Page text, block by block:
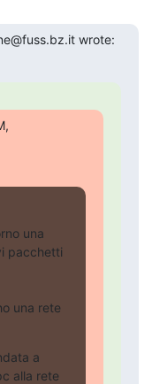
wrote:
una
pacchetti
una rete
a
alla rete